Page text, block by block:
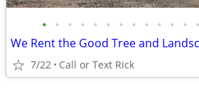
• • • • • • • • • • • • •
7/22 Call or Text Rick